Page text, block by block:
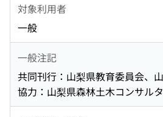
対象利用者
一般
一般注記
共同刊行：山梨県教育委員会、
協力：山梨県森林土木コンサル